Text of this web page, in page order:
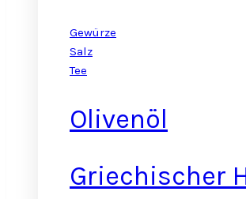
Gewürze
Salz
Tee
Olivenöl
Griechischer